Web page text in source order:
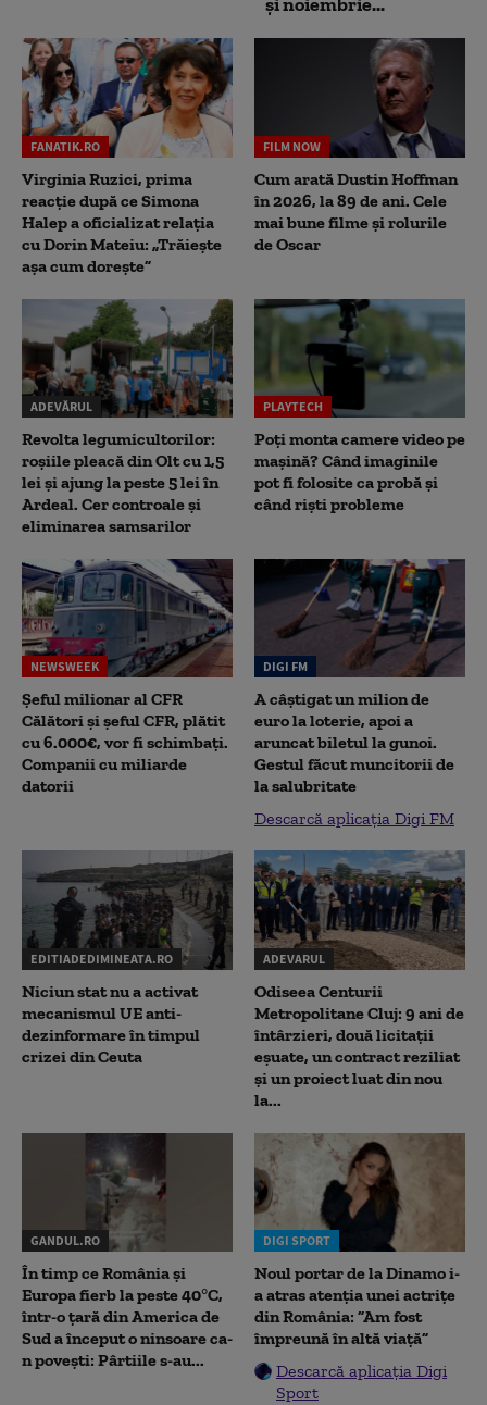
FANATIK.RO
Virginia Ruzici, prima
reacție după ce Simona
Halep a oficializat relația
cu Dorin Mateiu: „Trăiește
așa cum dorește”
FILM NOW
Cum arată Dustin Hoffman
în 2026, la 89 de ani. Cele
mai bune filme și rolurile
de Oscar
ADEVĂRUL
Revolta legumicultorilor:
roșiile pleacă din Olt cu 1,5
lei și ajung la peste 5 lei în
Ardeal. Cer controale și
eliminarea samsarilor
PLAYTECH
Poți monta camere video pe
mașină? Când imaginile
pot fi folosite ca probă și
când riști probleme
NEWSWEEK
Șeful milionar al CFR
Călători și șeful CFR, plătit
cu 6.000€, vor fi schimbați.
Companii cu miliarde
datorii
DIGI FM
A câștigat un milion de
euro la loterie, apoi a
aruncat biletul la gunoi.
Gestul făcut muncitorii de
la salubritate
Descarcă aplicația Digi FM
EDITIADEDIMINEATA.RO
Niciun stat nu a activat
mecanismul UE anti-
dezinformare în timpul
crizei din Ceuta
ADEVARUL
Odiseea Centurii
Metropolitane Cluj: 9 ani de
întârzieri, două licitații
eșuate, un contract reziliat
și un proiect luat din nou
la...
GANDUL.RO
În timp ce România și
Europa fierb la peste 40°C,
într-o țară din America de
Sud a început o ninsoare ca-
n povești: Pârtiile s-au...
DIGI SPORT
Noul portar de la Dinamo i-
a atras atenția unei actrițe
din România: ”Am fost
împreună în altă viață”
Descarcă aplicația Digi
Sport